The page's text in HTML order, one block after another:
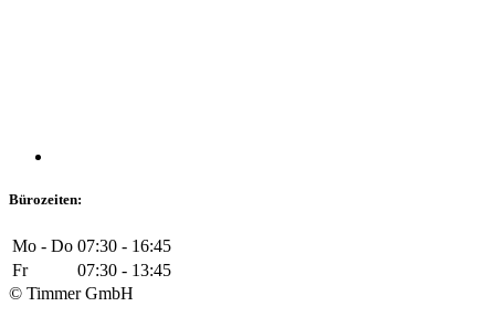
Bürozeiten:
Mo - Do 07:30 - 16:45
Fr
07:30 - 13:45
© Timmer GmbH